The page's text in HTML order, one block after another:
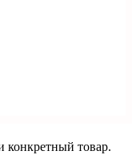
конкретный товар.